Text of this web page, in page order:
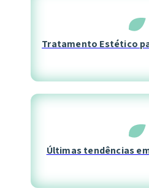
Tratamento Estético
Últimas tendências